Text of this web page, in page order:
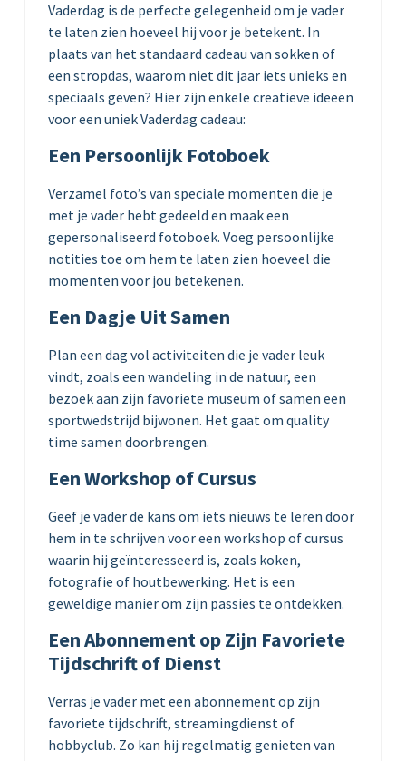
Vaderdag is de perfecte gelegenheid om je vader
te laten zien hoeveel hij voor je betekent. In
plaats van het standaard cadeau van sokken of
een stropdas, waarom niet dit jaar iets unieks en
speciaals geven? Hier zijn enkele creatieve ideeën
voor een uniek Vaderdag cadeau:
Een Persoonlijk Fotoboek
Verzamel foto’s van speciale momenten die je
met je vader hebt gedeeld en maak een
gepersonaliseerd fotoboek. Voeg persoonlijke
notities toe om hem te laten zien hoeveel die
momenten voor jou betekenen.
Een Dagje Uit Samen
Plan een dag vol activiteiten die je vader leuk
vindt, zoals een wandeling in de natuur, een
bezoek aan zijn favoriete museum of samen een
sportwedstrijd bijwonen. Het gaat om quality
time samen doorbrengen.
Een Workshop of Cursus
Geef je vader de kans om iets nieuws te leren door
hem in te schrijven voor een workshop of cursus
waarin hij geïnteresseerd is, zoals koken,
fotografie of houtbewerking. Het is een
geweldige manier om zijn passies te ontdekken.
Een Abonnement op Zijn Favoriete
Tijdschrift of Dienst
Verras je vader met een abonnement op zijn
favoriete tijdschrift, streamingdienst of
hobbyclub. Zo kan hij regelmatig genieten van